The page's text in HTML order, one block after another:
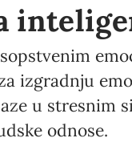
izgradnju
u
odnose.
Enter your email
First name*
Enter your first